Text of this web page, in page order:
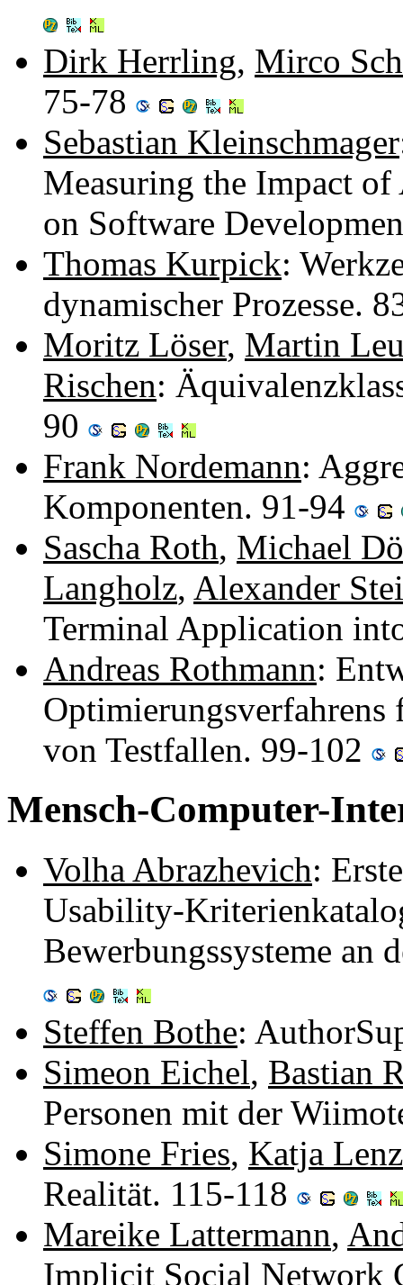
Dirk Herrling, Mirco
75-78
Sebastian Kleinschmager
Measuring the Impact
on Software
Thomas Kurpick:
dynamischer Prozesse.
Moritz Löser, Martin
Rischen:
90
Frank Nordemann:
Komponenten. 91-94
Sascha Roth, Michael
Langholz, Alexander
Terminal Application
Andreas Rothmann:
Optimierungsverfahrens
von Testfallen. 99-102
Mensch-Computer-
Volha Abrazhevich:
Usability-
Bewerbungssysteme an
Steffen Bothe:
Simeon Eichel, Bastian
Personen mit der
Simone Fries, Katja Lenz
Realität. 115-118
Mareike Lattermann,
Implicit Social Network